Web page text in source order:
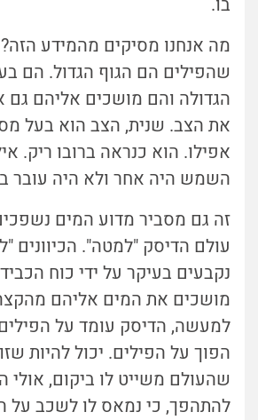
מה אנחנו מסיקים מהמידע
שהפילים הם הגוף הגדול. הם
הגדולה והם מושכים אליהם גם
את הצב. שנית, הצב הוא בעל
אפילו. הוא כנראה ברובו ריק.
השמש היה אחר ולא היה עובר
זה גם מסביר מדוע המים
עולם הדיסק "למטה". הכיוונים
נקבעים בעיקר על ידי כוח
מושכים את המים אליהם
למעשה, הדיסק עומד על
הפוך על הפילים. יכול להיות
שהעולם משייט לו ביקום, אולי
להתהפך, כי נמאס לו לשכב על